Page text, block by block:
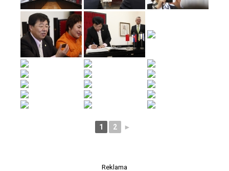
1 2 ►
Reklama